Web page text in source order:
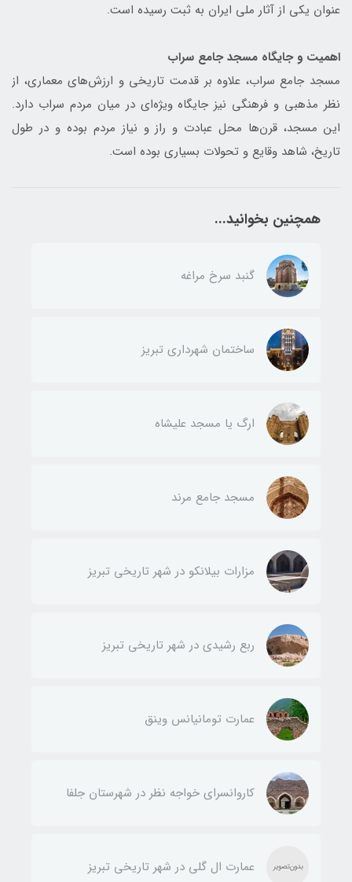
عنوان یکی از آثار ملی ایران به ثبت رسیده است.
اهمیت و جایگاه مسجد جامع سراب
مسجد جامع سراب، علاوه بر قدمت تاریخی و ارزش‌های معماری، از
نظر مذهبی و فرهنگی نیز جایگاه ویژه‌ای در میان مردم سراب دارد.
این مسجد، قرن‌ها محل عبادت و راز و نیاز مردم بوده و در طول
تاریخ، شاهد وقایع و تحولات بسیاری بوده است.
همچنین بخوانید...
گنبد سرخ مراغه
ساختمان شهرداری تبریز
ارگ یا مسجد علیشاه
مسجد جامع مرند
مزارات بیلانکو در شهر تاریخی تبریز
ربع رشیدی در شهر تاریخی تبریز
عمارت تومانیانس وینق
کاروانسرای خواجه نظر در شهرستان جلفا
عمارت ال گلی در شهر تاریخی تبریز